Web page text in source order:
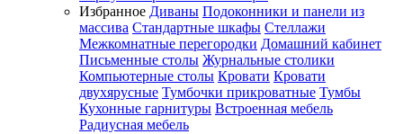
Избранное Диваны Подоконники и панели из
массива Стандартные шкафы Стеллажи
Межкомнатные перегородки Домашний кабинет
Письменные столы Журнальные столики
Компьютерные столы Кровати Кровати
двухярусные Тумбочки прикроватные Тумбы
Кухонные гарнитуры Встроенная мебель
Радиусная мебель